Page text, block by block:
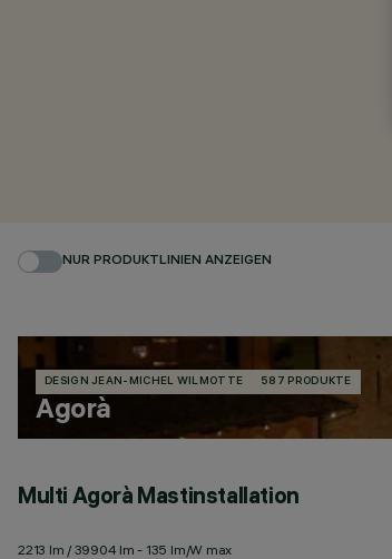
NUR PRODUKTLINIEN ANZEIGEN
DESIGN JEAN-MICHEL WILMOTTE 587 PRODUKTE
Agorà
Multi Agorà Mastinstallation
2213 lm / 39904 lm - 135 lm/W max